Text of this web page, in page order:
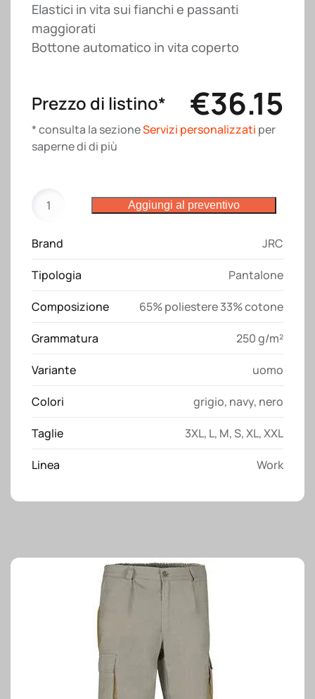
Elastici in vita sui fianchi e passanti
maggiorati
Bottone automatico in vita coperto
Prezzo di listino* €36.15
* consulta la sezioneServizi personalizzati per
saperne di di più
Salonicco
JRC
quantità
Aggiungi al preventivo
Brand JRC
Tipologia Pantalone
Composizione 65% poliestere 33% cotone
Grammatura 250 g/m²
Variante uomo
Colori grigio, navy, nero
Taglie 3XL, L, M,S,XL,XXL
Linea Work